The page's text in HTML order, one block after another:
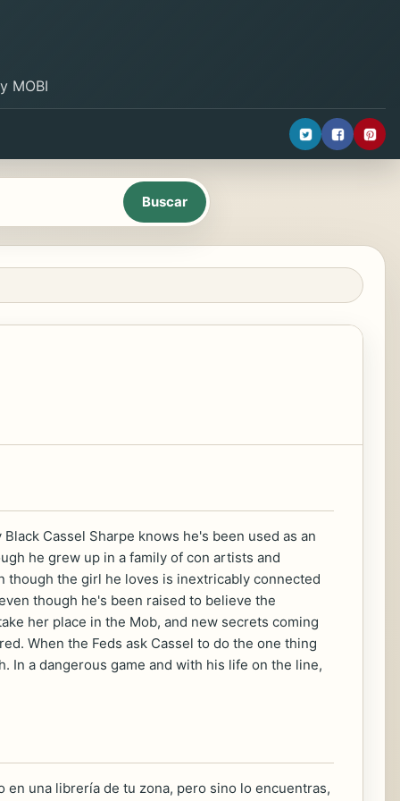
MOBI
Cassel Sharpe knows he's been used as an
he grew up in a family of con artists and
though the girl he loves is inextricably connected
though he's been raised to believe the
her place in the Mob, and new secrets coming
When the Feds ask Cassel to do the one thing
In a dangerous game and with his life on the line,
una librería de tu zona, pero sino lo encuentras,